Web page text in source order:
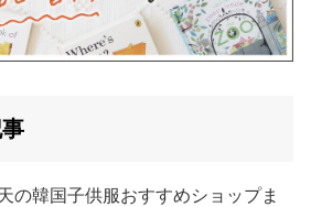
の韓国子供服おすすめショップま